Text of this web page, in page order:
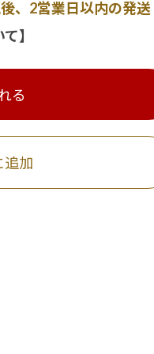
2営業日以内の発送
】
る
追加